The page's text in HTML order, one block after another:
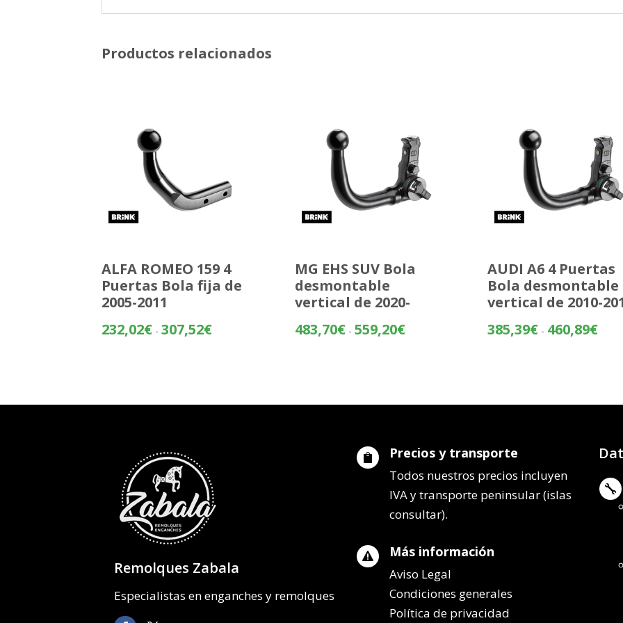
Productos relacionados
ALFA ROMEO 159 4
Puertas Bola fija de
2005-2011
232,02€ - 307,52€Rango
hasta
MG EHS SUV Bola
desmontable
vertical de 2020-
483,70€ - 559,20€Rango
hasta
AUDI A6 4 Puertas
Bola desmontable
vertical de 2010-
385,39€ - 460,89€
hasta
Remolques Zabala
Especialistas en enganches y remolques
 Precios y transporte
Todos nuestros precios incluyen
IVA y transporte peninsular (islas
consultar).
 Más información
Aviso Legal
Condiciones generales
Política de privacidad
